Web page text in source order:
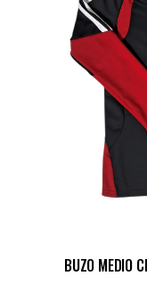
BUZO MEDIO